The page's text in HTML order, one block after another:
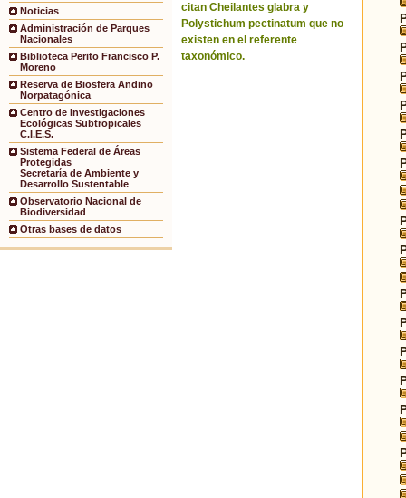
Noticias
Administración de Parques
Nacionales
Biblioteca Perito Francisco P.
Moreno
Reserva de Biosfera Andino
Norpatagónica
Centro de Investigaciones
Ecológicas Subtropicales
C.I.E.S.
Sistema Federal de Áreas
Protegidas
Secretaría de Ambiente y
Desarrollo Sustentable
Observatorio Nacional de
Biodiversidad
Otras bases de datos
citan Cheilantes glabra y
Polystichum pectinatum que no
existen en el referente
taxonómico.